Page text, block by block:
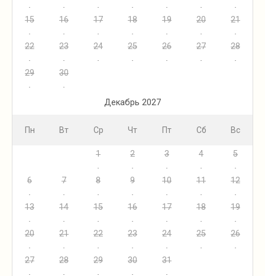
15 16 17 18 19 20 21
22 23 24 25 26 27 28
29 30
Декабрь 2027
Пн Вт Ср Чт Пт Сб Вс
1 2 3 4 5
6 7 8 9 10 11 12
13 14 15 16 17 18 19
20 21 22 23 24 25 26
27 28 29 30 31